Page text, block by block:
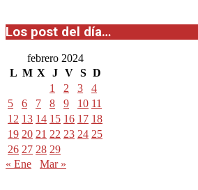
Los post del día…
febrero 2024
L M X J V S D
1
2 3
4
5
6 7 8 9 10 11
12 13 14 15 16 17 18
19 20 21 22 23 24 25
26 27 28 29
« Ene
Mar »